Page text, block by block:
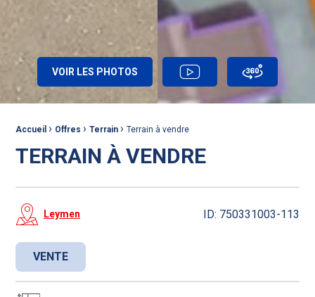
VOIR LES PHOTOS VIDÉO VISITE 360°
Fil d'Ariane :
Accueil › Offres › Terrain › Terrain à vendre
TERRAIN À VENDRE
Leymen ID: 750331003-113
VENTE